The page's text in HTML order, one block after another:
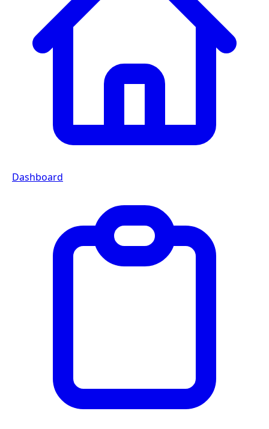
Dashboard